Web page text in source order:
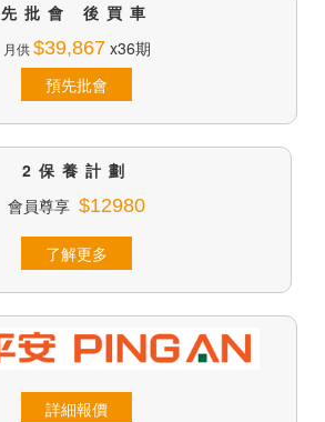
先批會 後買車
月供$39,867x36期
預先批會
2保養計劃
會員尊享 $12980
了解更多
詳細報價